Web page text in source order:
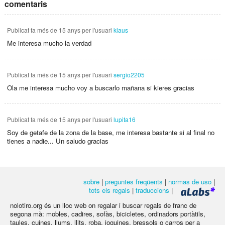
comentaris
Publicatfa més de 15 anysper l'usuari klaus
Me interesa mucho la verdad
Publicatfa més de 15 anysper l'usuari sergio2205
Ola me interesa mucho voy a buscarlo mañana si kieres gracias
Publicatfa més de 15 anysper l'usuari lupita16
Soy de getafe de la zona de la base, me interesa bastante si al final no
tienes a nadie... Un saludo gracias
sobre | preguntes freqüents | normas de uso |
tots els regals | traduccions |
nolotiro.org és un lloc web on regalar i buscar regals de franc de
segona mà: mobles, cadires, sofàs, bicicletes, ordinadors portàtils,
taules, cuines, llums, llits, roba, joguines, bressols o carros per a